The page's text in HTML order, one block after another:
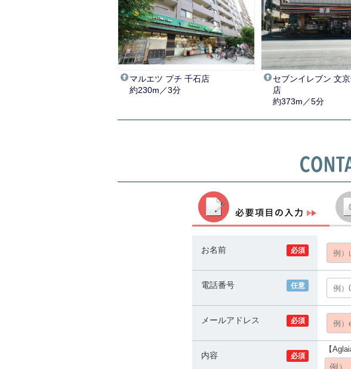
マルエツ プチ 千石店
約230m／3分
セブンイレブン 文
店
約373m／5分
必須
お名前
任意
電話番号
必須
メールアドレス
必須
内容
【